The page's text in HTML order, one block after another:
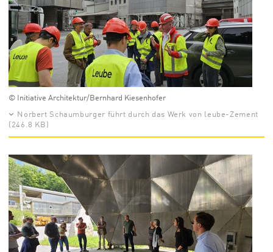
© Initiative Architektur/Bernhard Kiesenhofer
Norbert Schaumburger führt durch das Werk von leube-Zement
(246.8 KB)